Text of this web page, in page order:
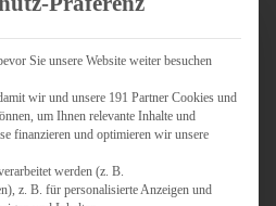
KUCHEN
CARB & GESÜNDER
MY AMERICAN BAKERY
SCHOKOLADIGES
HAUPTGERICHT
TÖRTCHEN
VEGAN SÜSS
Sie unsere Website weiter besuchen
wir und unsere 191 Partner Cookies und
um Ihnen relevante Inhalte und
finanzieren und optimieren wir unsere
werden (z. B.
z. B. für personalisierte Anzeigen und